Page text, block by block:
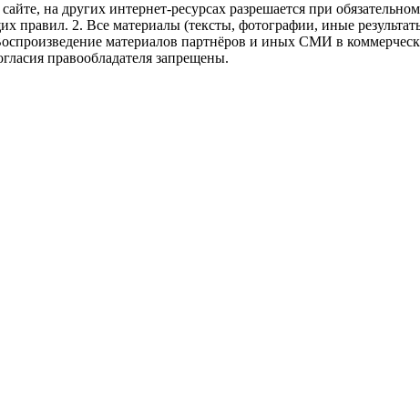
на других интернет-ресурсах разрешается при
правил. 2. Все материалы (тексты, фотографии, иные
материалов партнёров и иных СМИ в
правообладателя запрещены.